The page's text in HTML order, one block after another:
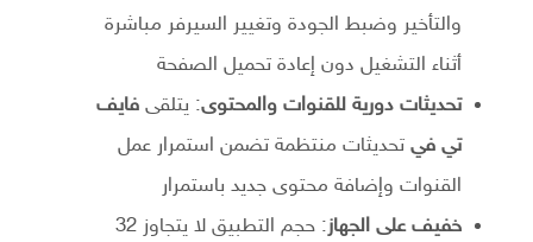
والتأخير وضبط الجودة وتغيير السيرفر مباشرة
أثناء التشغيل دون إعادة تحميل الصفحة
تحديثات دورية للقنوات والمحتوى: يتلقى فايف
تي في تحديثات منتظمة تضمن استمرار عمل
القنوات وإضافة محتوى جديد باستمرار
خفيف على الجهاز
: حجم التطبيق لا يتجاوز 32